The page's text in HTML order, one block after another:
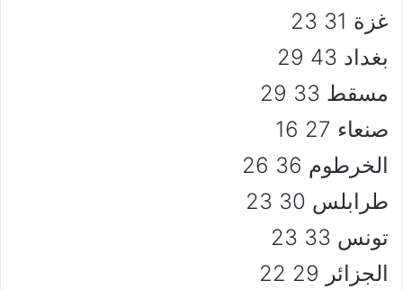
غزة 31 23
بغداد 43 29
مسقط 33 29
صنعاء 27 16
الخرطوم 36 26
طرابلس 30 23
تونس 33 23
الجزائر 29 22